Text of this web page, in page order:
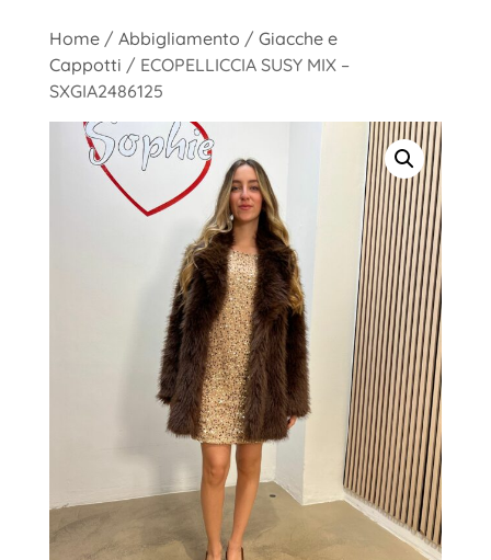
Home/ Abbigliamento / Giacche e
Cappotti / ECOPELLICCIA SUSY MIX –
SXGIA2486125